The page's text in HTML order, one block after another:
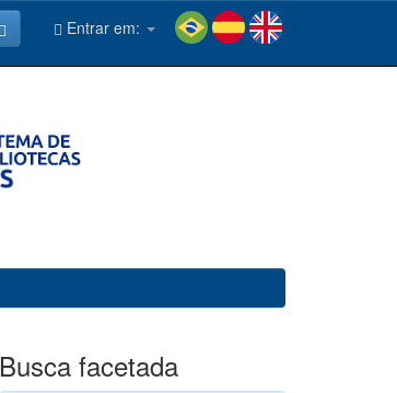
Entrar em:
Busca facetada